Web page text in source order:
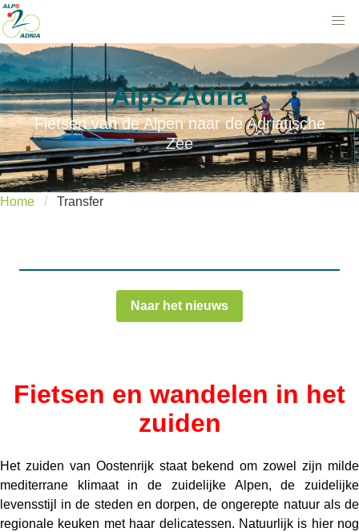
Alps2Adria
Fietsen van de Alpen naar de Adriatische
Zee
Home Transfer
Naar het nieuws
Fietsen en wandelen in het
zuiden
Het zuiden van Oostenrijk staat bekend om zowel zijn milde
mediterrane klimaat in de zuidelijke Alpen, de zuidelijke
levensstijl in de steden en dorpen, de ongerepte natuur als de
regionale keuken met haar delicatessen. Natuurlijk is hier nog